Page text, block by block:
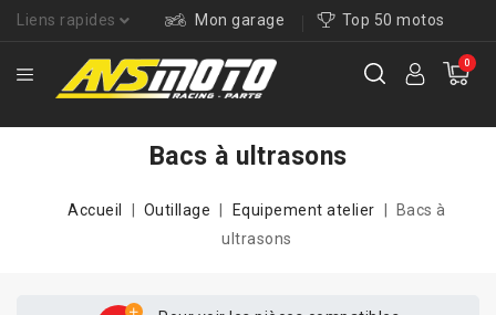
Liens rapides Mon garage Top 50 motos
0
Bacs à ultrasons
Accueil Outillage Equipement atelier
Bacs à
ultrasons